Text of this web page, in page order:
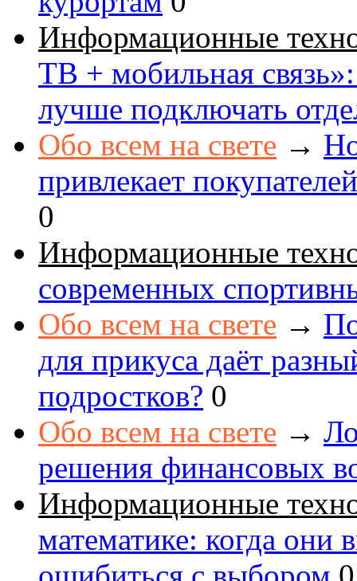
Информационные
ТВ + мобильная
лучше подключать
Обо всем на свете →
привлекает
0
Информационные
современных
Обо всем на свете →
для прикуса даёт
подростков? 0
Обо всем на свете →
решения финансовых
Информационные
математике: когда они